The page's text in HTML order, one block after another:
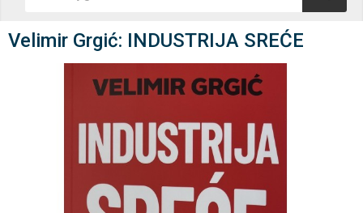
Velimir Grgić: INDUSTRIJA SREĆE